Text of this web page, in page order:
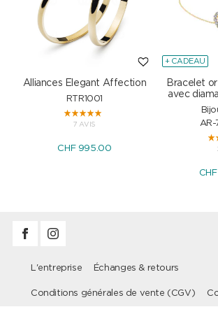
Alliances Elegant Affection
RTR1001
7 AVIS
CHF 995.00
+ CADEAU
Bracelet
avec
AR-
L'entreprise Échanges & retours
Conditions générales de vente (CGV)